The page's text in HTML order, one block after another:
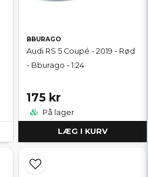
BBURAGO
Audi RS 5 Coupé - 2019 - Rød
- Bburago - 1:24
175 kr
På lager
LÆG I KURV